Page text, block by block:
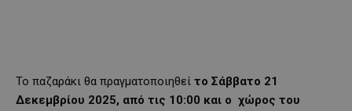
Το παζαράκι θα πραγματοποιηθεί το Σάββατο 21
Δεκεμβρίου 2025, από τις 10:00 και ο χώρος του